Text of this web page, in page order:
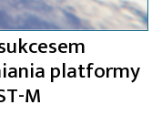
platformy
M